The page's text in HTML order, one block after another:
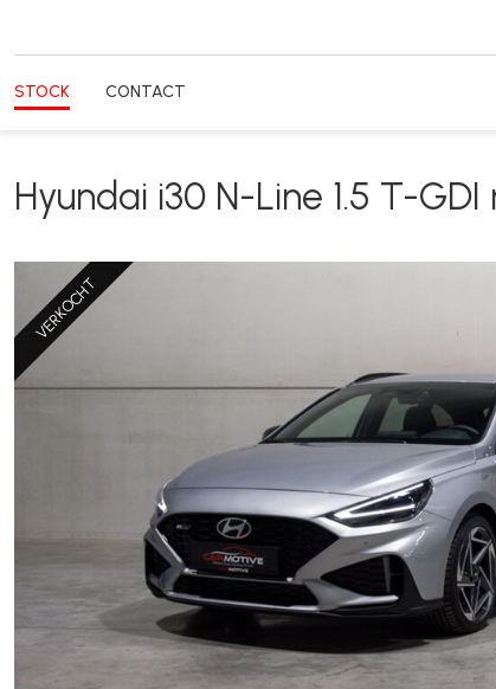
STOCK CONTACT
Hyundai i30 N-Line 1.5 T-GDI
VERKOCHT